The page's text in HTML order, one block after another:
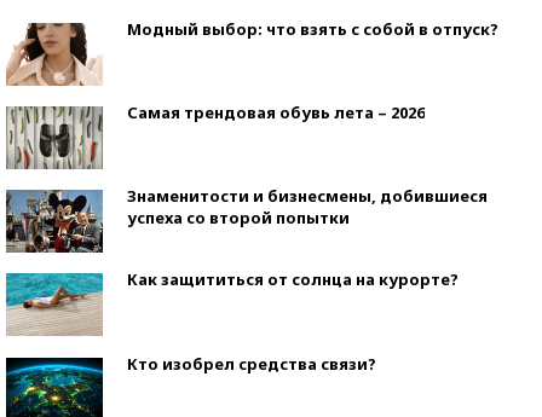
Модный выбор: что взять с собой в отпуск?
Самая трендовая обувь лета – 2026
Знаменитости и бизнесмены, добившиеся
успеха со второй попытки
Как защититься от солнца на курорте?
Кто изобрел средства связи?